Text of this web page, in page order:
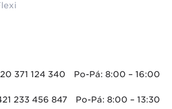
371 124 340 Po-Pá: 8:00 – 16:00
233 456 847 Po-Pá: 8:00 – 13:30